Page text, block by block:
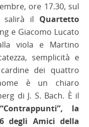
ore 17.30, sul
salirà il Quartetto
e Giacomo Lucato
viola e Martino
semplicità e
dei quattro
è un chiaro
di J. S. Bach. È il
“Contrappunti”, la
degli Amici della